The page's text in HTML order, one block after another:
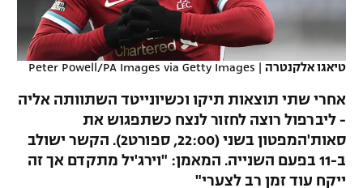
רץ ברשת
תוצאות
לוח שידורים
ברחבה
מכבי תל אביב
הפועל תל אביב
הפועל חיפה
הפועל באר שבע
ליגה צרפתית
ליגה הולנדית
ליגה טורקית
ליגה סינית
הפועל ירושלים
דני אבדיה
שחייה
ג'ודו
אגרוף
ספורט אולימפי
טיאגו אלקנטרה |
Peter Powell/PA Images via Getty Images
אחרי שתי תוצאות תיקו וכשיונייטד השתוותה אליה
- ליברפול רוצה לחזור לנצח כשתפגוש את
סאות'המפטון בשני (22:00, ספורט2). הקשר ישולב
ב-11 בפעם השנייה. המאמן: "וירג'יל מתקדם אך זה
ייקח עוד זמן רב לצערי"